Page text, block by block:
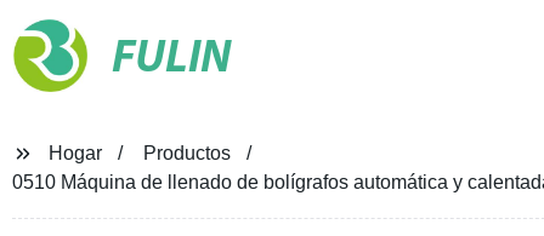
FULIN
Hogar
Productos
0510 Máquina de llenado de bolígrafos automática y